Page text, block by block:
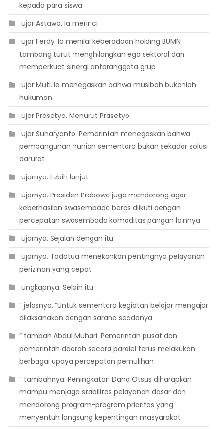
kepada para siswa
 ujar Astawa. Ia merinci
 ujar Ferdy. Ia menilai keberadaan holding BUMN
tambang turut menghilangkan ego sektoral dan
memperkuat sinergi antaranggota grup
 ujar Muti. Ia menegaskan bahwa musibah bukanlah
hukuman
 ujar Prasetyo. Menurut Prasetyo
 ujar Suharyanto. Pemerintah menegaskan bahwa
pembangunan hunian sementara bukan sekadar solusi
darurat
 ujarnya. Lebih lanjut
 ujarnya. Presiden Prabowo juga mendorong agar
keberhasilan swasembada beras diikuti dengan
percepatan swasembada komoditas pangan lainnya
 ujarnya. Sejalan dengan itu
 ujarnya. Todotua menekankan pentingnya pelayanan
perizinan yang cepat
 ungkapnya. Selain itu
” jelasnya. “Untuk sementara kegiatan belajar mengajar
dilaksanakan dengan sarana seadanya
” tambah Abdul Muhari. Pemerintah pusat dan
pemerintah daerah secara paralel terus melakukan
berbagai upaya percepatan pemulihan
” tambahnya. Peningkatan Dana Otsus diharapkan
mampu menjaga stabilitas pelayanan dasar dan
mendorong program-program prioritas yang
menyentuh langsung kepentingan masyarakat